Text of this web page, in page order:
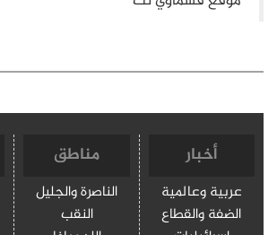
أخبار
عربية وعالمية
الضفة والقطاع
مناطق
الناصرة والجليل
النقب